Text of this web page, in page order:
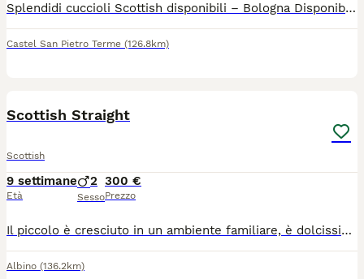
Splendidi cuccioli Scottish disponibili – Bologna Disponibili splendidi cuccioli di Scottish, cresciuti in ambiente familiare con tanto amore e attenzione. I cuccioli nati il 21 aprile 2026, saranno ceduti solo dopo il compimento dell'età minima prevista dalla normativa, con: sverminazione effettuata; vaccinazioni in regola per l'età; visita veterinaria; libretto sanitario. Sono abituati al contatto con le persone, affettuosi, equilibrati e perfettamente socializzati. I genitori sono visibili e vengono allevati con cura. Su richiesta è possibile ricevere ulteriori foto e video dei cuccioli e dei genitori. È possibile venire a conoscerli senza impegno a Bologna. Per informazioni, foto, video o per fissare una visita, contattatemi in privato.
Castel San Pietro Terme (126.8km)
Scottish Straight
Scottish
9 settimane
Età
2
Sesso
300 €
Prezzo
Il piccolo è cresciuto in un ambiente familiare, è dolcissimo e già perfettamente abituato al contatto umano. È nato da genitori entrambi Scottish Fold (mamma beige e papà blue). Il gattino è già svezzato ed è subito disponibile per essere accolto e coccolato nella sua nuova famiglia! Per qualsiasi informazione, altre foto o per venire a vederlo di persona, non esitare a contattarmi. Solo per veri amanti della razza.
Albino (136.2km)